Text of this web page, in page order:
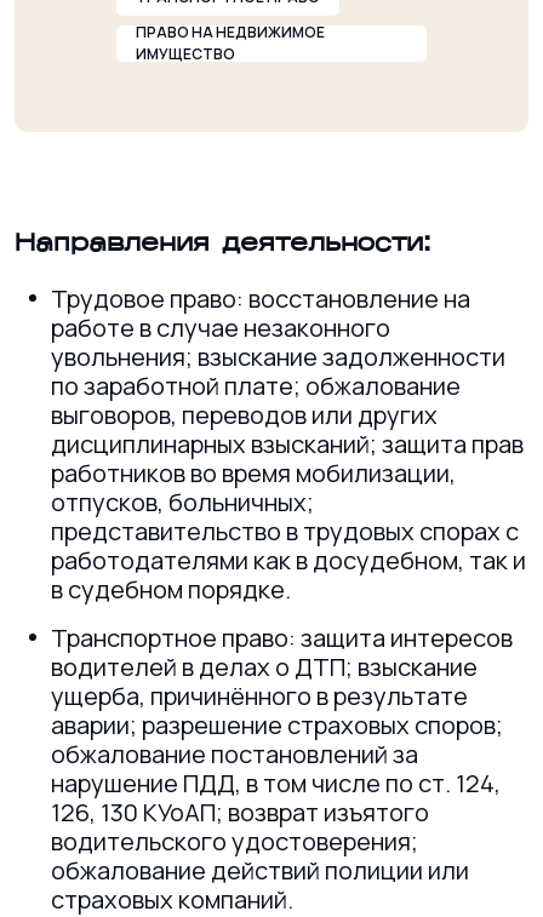
ПРАВО НА НЕДВИЖИМОЕ
ИМУЩЕСТВО
Направления деятельности:
Трудовое право: восстановление на
работе в случае незаконного
увольнения; взыскание задолженности
по заработной плате; обжалование
выговоров, переводов или других
дисциплинарных взысканий; защита прав
работников во время мобилизации,
отпусков, больничных;
представительство в трудовых спорах с
работодателями как в досудебном, так и
в судебном порядке.
Транспортное право: защита интересов
водителей в делах о ДТП; взыскание
ущерба, причинённого в результате
аварии; разрешение страховых споров;
обжалование постановлений за
нарушение ПДД, в том числе по ст. 124,
126, 130 КУоАП; возврат изъятого
водительского удостоверения;
обжалование действий полиции или
страховых компаний.